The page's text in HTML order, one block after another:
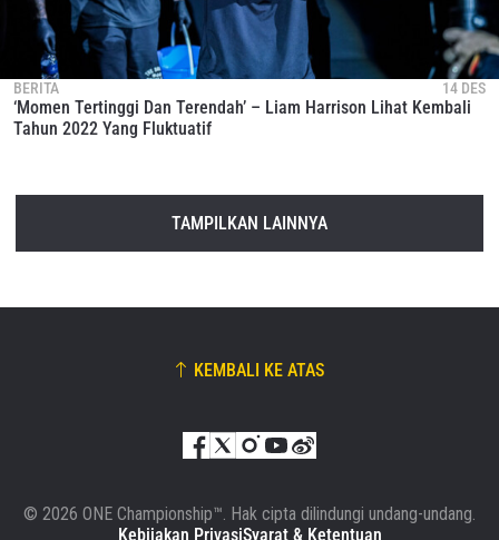
BERITA 14 DES
‘Momen Tertinggi Dan Terendah’ – Liam Harrison Lihat Kembali
Tahun 2022 Yang Fluktuatif
TAMPILKAN LAINNYA
KEMBALI KE ATAS
© 2026 ONE Championship™. Hak cipta dilindungi undang-undang.
Kebijakan PrivasiSyarat & Ketentuan